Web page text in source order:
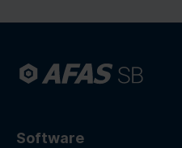
Software